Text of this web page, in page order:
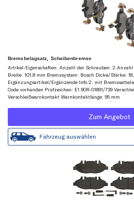
Bremsbelagsatz, Scheibenbremse
Artikel-Eigenschaften: Anzahl der Schrauben: 2
Breite: 101,8 mm Bremssystem: Bosch Dicke/Stärke:
Ergänzungsartikel/Ergänzende Info 2: mit
Code vorhanden Prüfzeichen: E1 90R-01891/739
Verschleißwarnkontakt Warnkontaktlänge: 95 mm
Zum Angebot
Fahrzeug auswählen